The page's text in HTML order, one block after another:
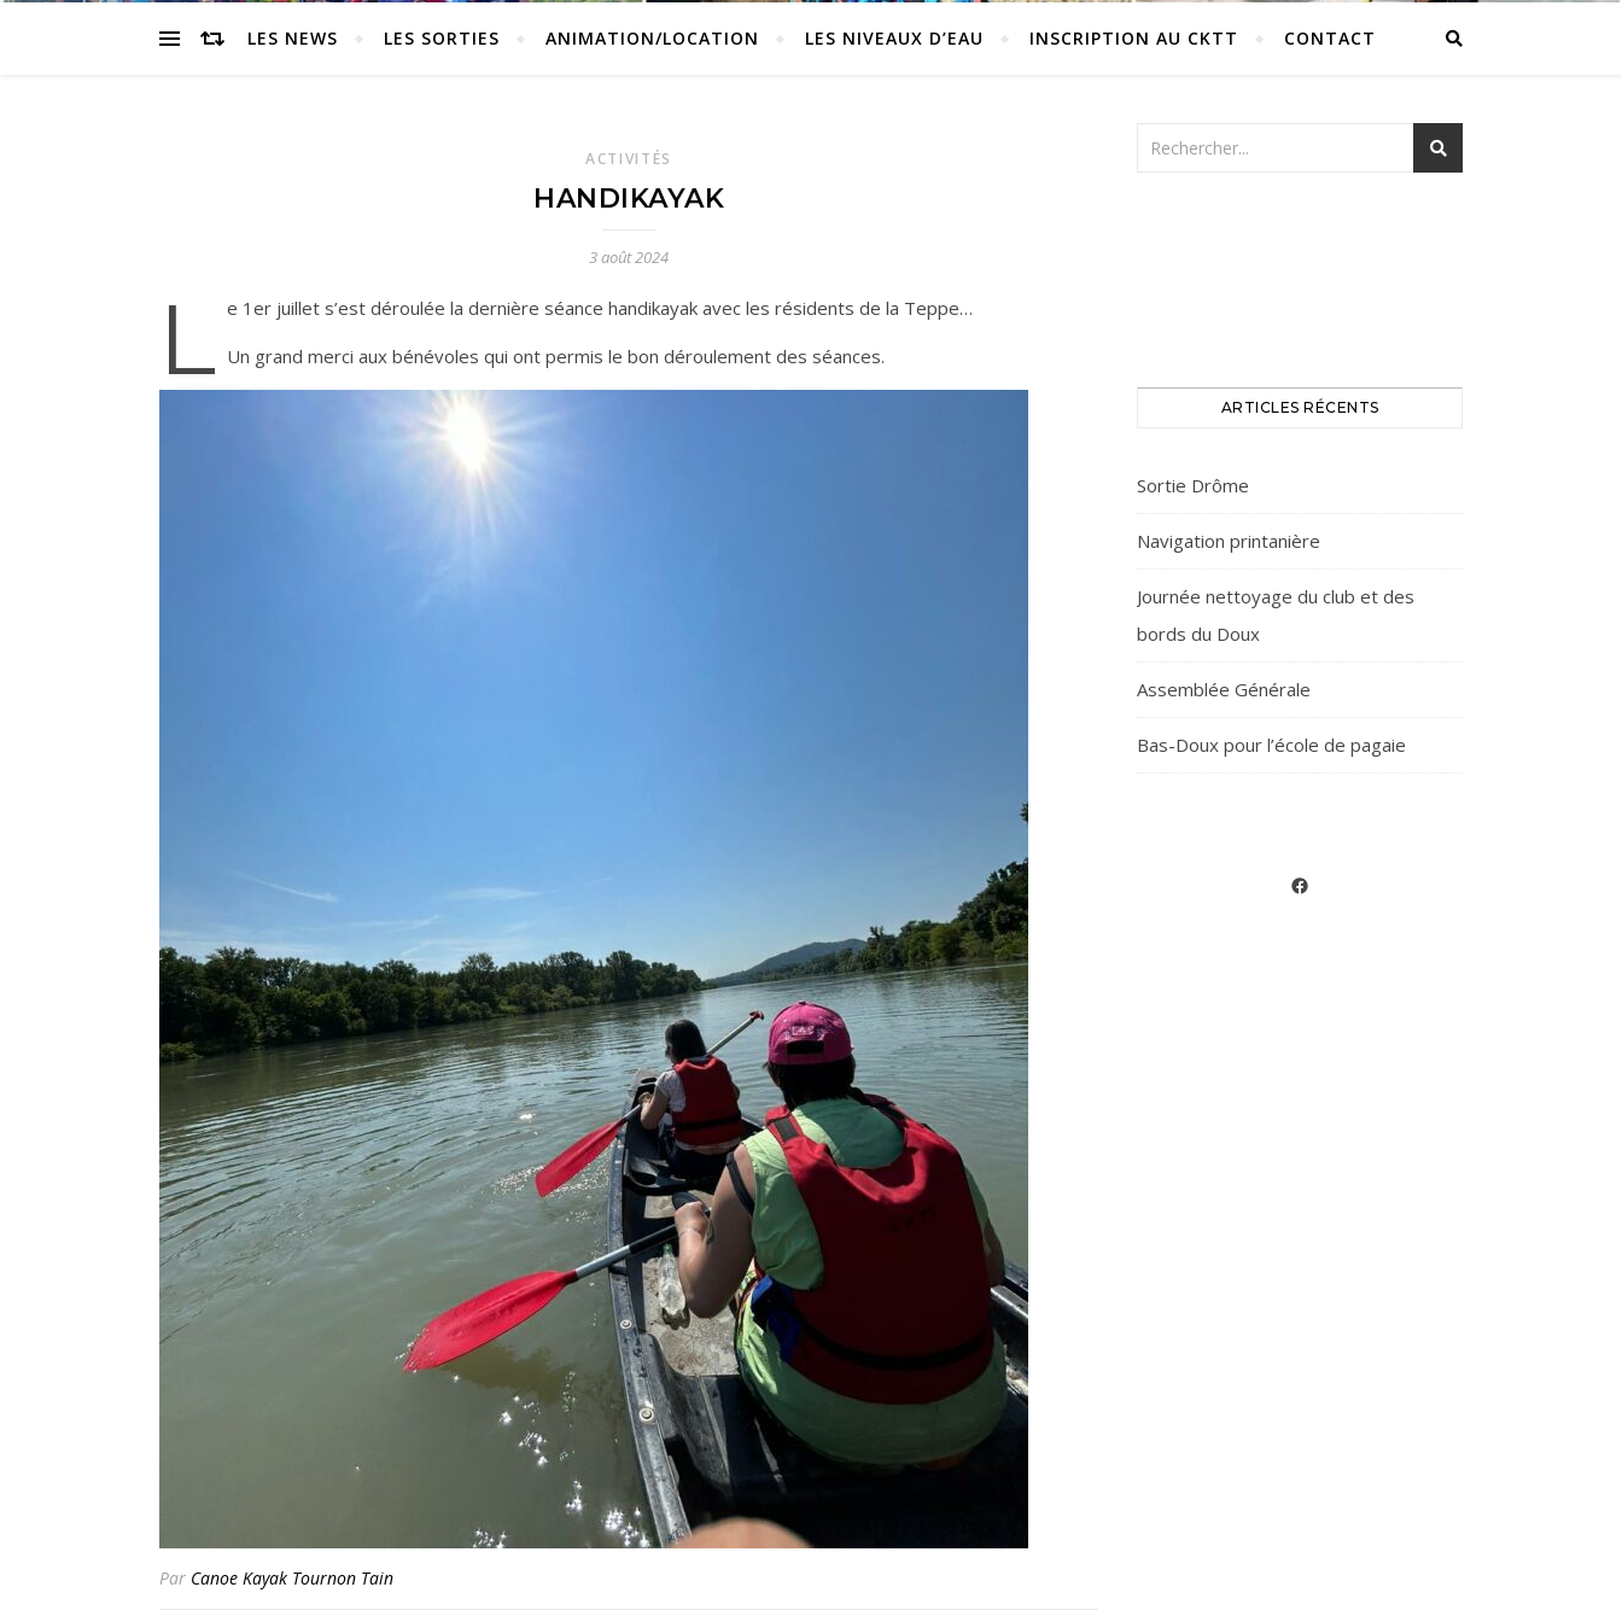
LES NEWS LES SORTIES ANIMATION/LOCATION LES NIVEAUX D’EAU INSCRIPTION AU CKTT CONTACT
ACTIVITÉS
HANDIKAYAK
3 août 2024
L e 1er juillet s’est déroulée la dernière séance handikayak avec les résidents de la Teppe…
Un grand merci aux bénévoles qui ont permis le bon déroulement des séances.
Par Canoe Kayak Tournon Tain
ARTICLES RÉCENTS
Sortie Drôme
Navigation printanière
Journée nettoyage du club et des
bords du Doux
Assemblée Générale
Bas-Doux pour l’école de pagaie
Facebook